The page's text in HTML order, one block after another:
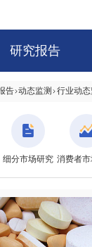
研究报告
告 动态监测 行业动态
细分市场研究 消费者